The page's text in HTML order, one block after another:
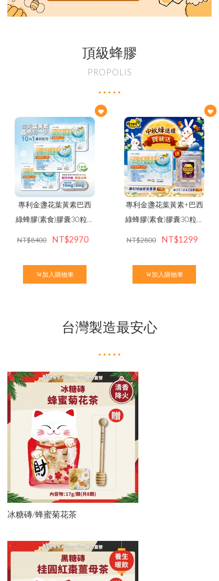
頂級蜂膠
PROPOLIS
專利金盞花葉黃素巴西
綠蜂膠(素食)膠囊30粒超
值3盒組｜ 最新效期
NT$8400 NT$2970
加入購物車
專利金盞花葉黃素+巴西
綠蜂膠(素食)膠囊30粒盒
裝｜最新效期2027/5
NT$2800 NT$1299
加入購物車
台灣製造最安心
冰糖磚/蜂蜜菊花茶